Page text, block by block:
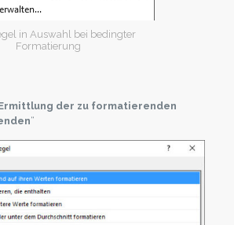
in Auswahl bei bedingter
Formatierung
der zu formatierenden
“